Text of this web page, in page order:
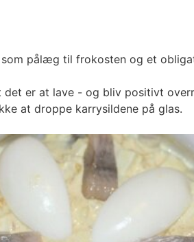
pålæg til frokosten og et
det er at lave - og bliv positivt
at droppe karrysildene på glas.